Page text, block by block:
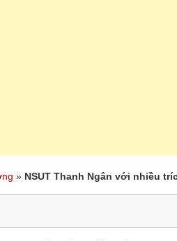
» NSUT Thanh Ngân với nhiều